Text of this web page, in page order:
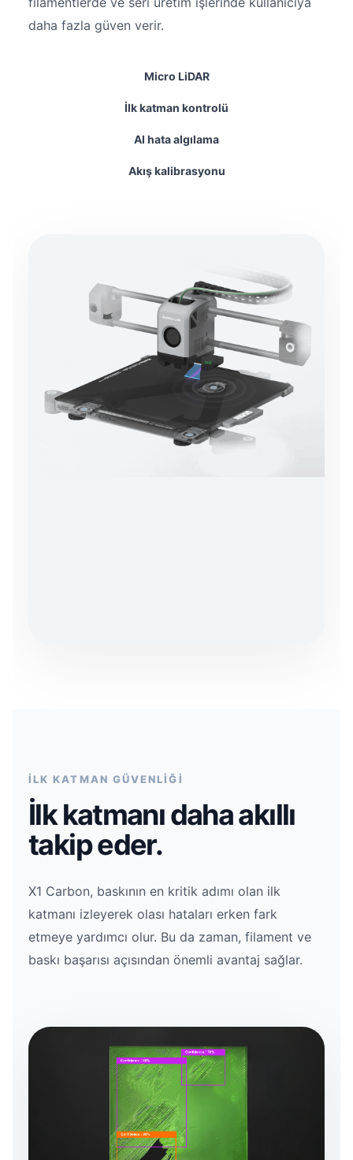
daha fazla güven verir.
Micro LiDAR
İlk katman kontrolü
AI hata algılama
Akış kalibrasyonu
İLK KATMAN GÜVENLİĞİ
İlk katmanı daha akıllı
takip eder.
X1 Carbon, baskının en kritik adımı olan ilk
katmanı izleyerek olası hataları erken fark
etmeye yardımcı olur. Bu da zaman, filament ve
baskı başarısı açısından önemli avantaj sağlar.